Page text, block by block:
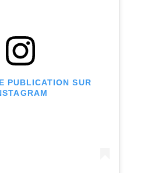
PUBLICATION SUR